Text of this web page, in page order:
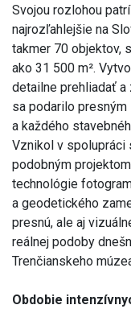
Svojou rozlohou
najrozľahlejšie na
takmer 70 objektov,
ako 31 500 m².
detailne prehliadať a
sa podarilo presným
a každého
Vznikol v spolupráci
podobným
technológie
a geodetického
presnú, ale aj
reálnej podoby
Trenčianskeho
Obdobie